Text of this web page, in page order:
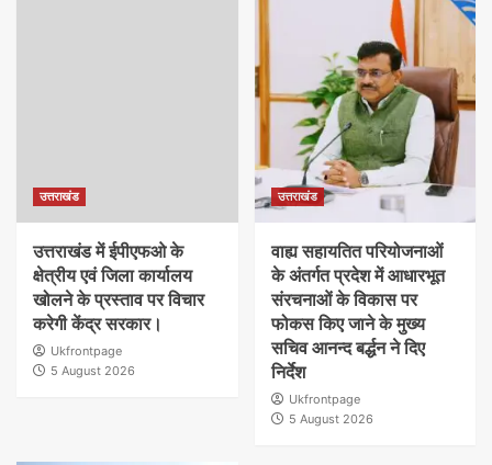
उत्तराखंड
उत्तराखंड में ईपीएफओ के
क्षेत्रीय एवं जिला कार्यालय
खोलने के प्रस्ताव पर विचार
करेगी केंद्र सरकार।
Ukfrontpage
5 August 2026
उत्तराखंड
वाह्य सहायतित परियोजनाओं
के अंतर्गत प्रदेश में आधारभूत
संरचनाओं के विकास पर
फोकस किए जाने के मुख्य
सचिव आनन्द बर्द्धन ने दिए
निर्देश
Ukfrontpage
5 August 2026